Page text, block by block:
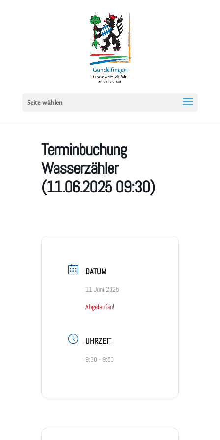
Seite wählen
Terminbuchung
Wasserzähler
(11.06.2025 09:30)
DATUM
11 Juni 2025
Abgelaufen!
UHRZEIT
9:30 - 9:50